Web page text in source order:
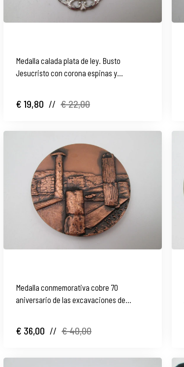
Medalla calada plata de ley. Busto
Jesucristo con corona espinas y
€ 19,80 // € 22,00
Medalla conmemorativa cobre 70
aniversario de las excavaciones de
€ 36,00 // € 40,00